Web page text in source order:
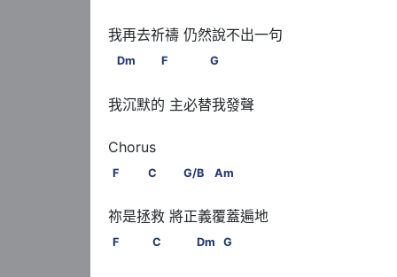
Dm               F                G
Dm F G
我沉默的 主必替我發聲
F              C             G/B            Am
F C G/B Am
F               C               Dm           G
F C Dm G